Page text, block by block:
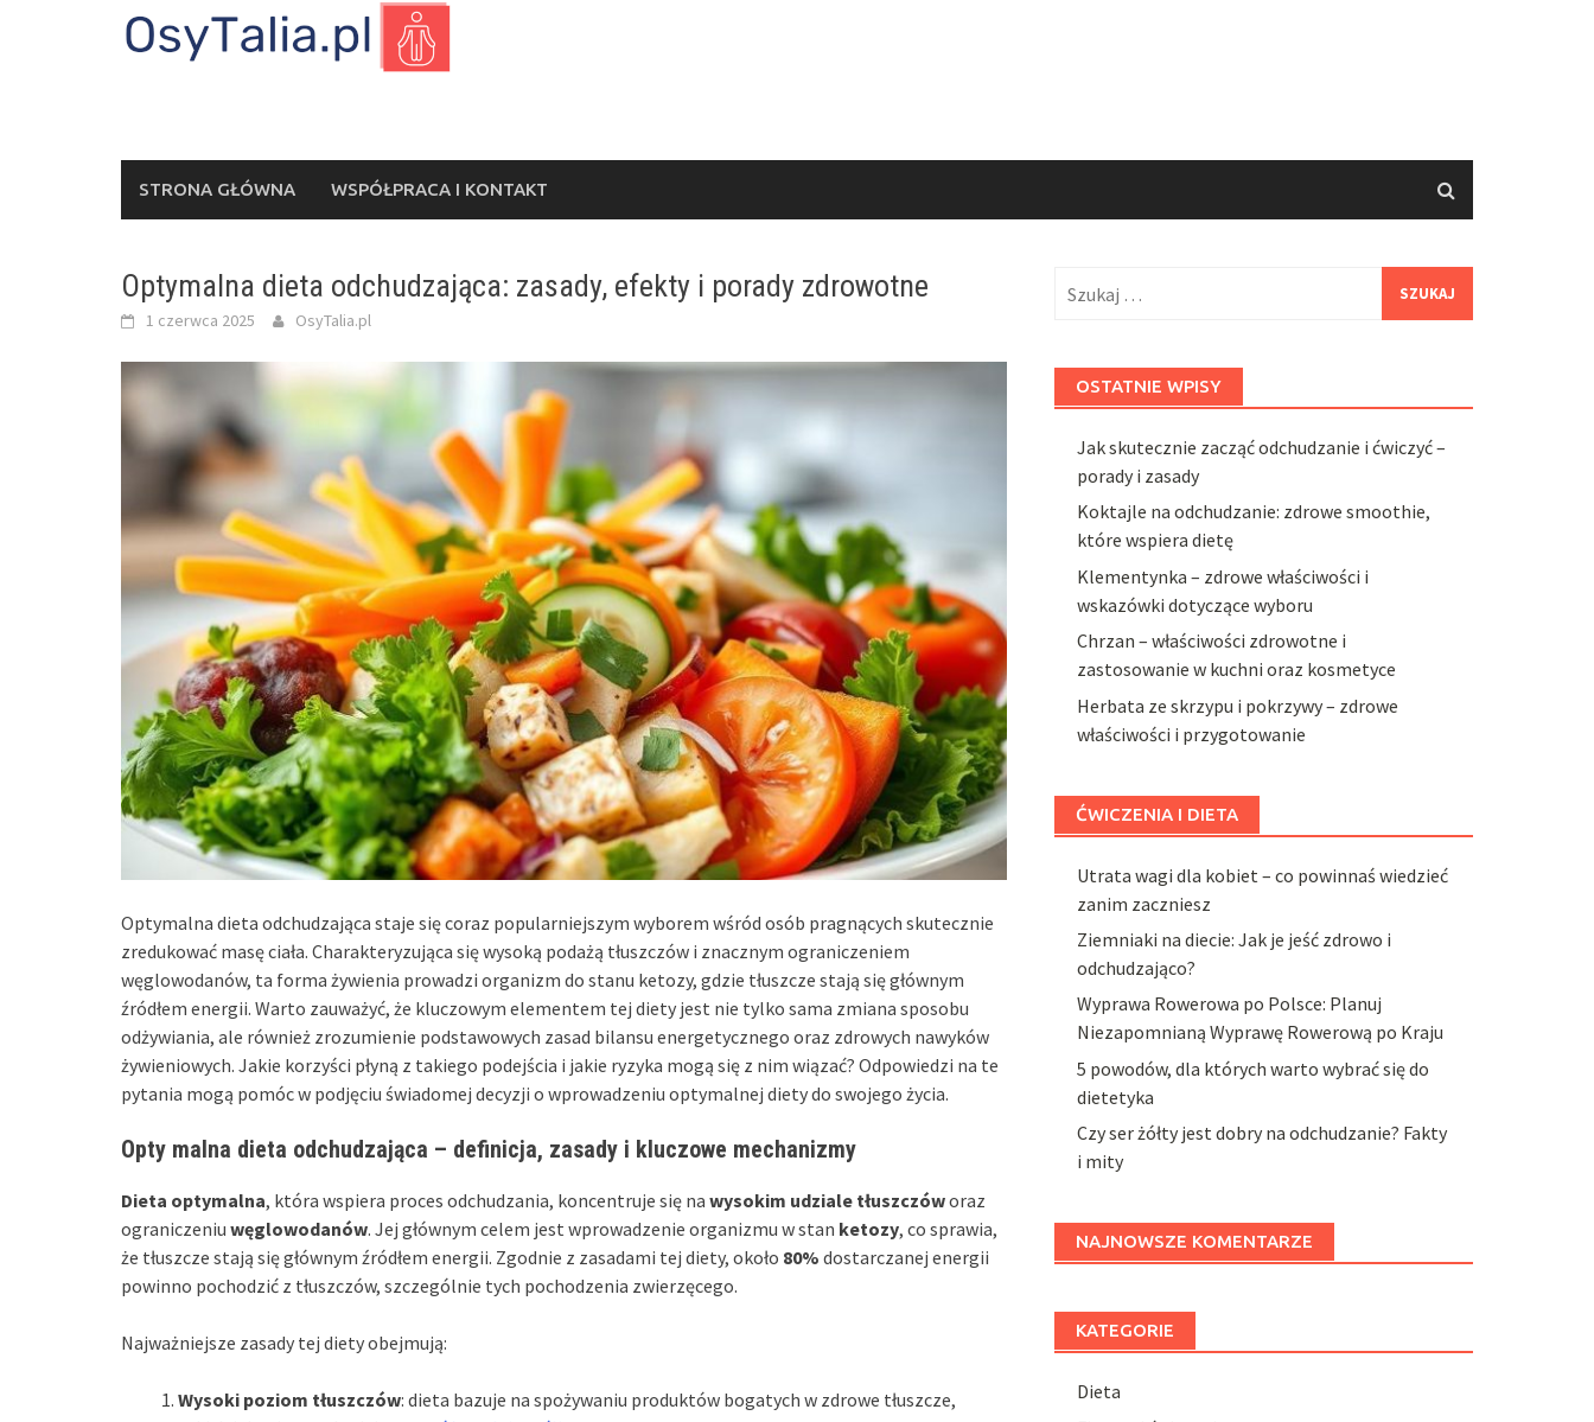
STRONA GŁÓWNA WSPÓŁPRACA I KONTAKT
Optymalna dieta odchudzająca: zasady, efekty i porady zdrowotne
1 czerwca 2025 OsyTalia.pl
Optymalna dieta odchudzająca staje się coraz popularniejszym wyborem wśród osób pragnących skutecznie
zredukować masę ciała. Charakteryzująca się wysoką podażą tłuszczów i znacznym ograniczeniem
węglowodanów, ta forma żywienia prowadzi organizm do stanu ketozy, gdzie tłuszcze stają się głównym
źródłem energii. Warto zauważyć, że kluczowym elementem tej diety jest nie tylko sama zmiana sposobu
odżywiania, ale również zrozumienie podstawowych zasad bilansu energetycznego oraz zdrowych nawyków
żywieniowych. Jakie korzyści płyną z takiego podejścia i jakie ryzyka mogą się z nim wiązać? Odpowiedzi na te
pytania mogą pomóc w podjęciu świadomej decyzji o wprowadzeniu optymalnej diety do swojego życia.
Opty malna dieta odchudzająca – definicja, zasady i kluczowe mechanizmy
Dieta optymalna, która wspiera proces odchudzania, koncentruje się na wysokim udziale tłuszczóworaz
ograniczeniu węglowodanów. Jej głównym celem jest wprowadzenie organizmu w stan ketozy, co sprawia,
że tłuszcze stają się głównym źródłem energii. Zgodnie z zasadami tej diety, około 80% dostarczanej energii
powinno pochodzić z tłuszczów, szczególnie tych pochodzenia zwierzęcego.
Najważniejsze zasady tej diety obejmują:
Wysoki poziom tłuszczów: dieta bazuje na spożywaniu produktów bogatych w zdrowe tłuszcze,
OSTATNIE WPISY
Jak skutecznie zacząć odchudzanie i ćwiczyć –
porady i zasady
Koktajle na odchudzanie: zdrowe smoothie,
które wspiera dietę
Klementynka – zdrowe właściwości i
wskazówki dotyczące wyboru
Chrzan – właściwości zdrowotne i
zastosowanie w kuchni oraz kosmetyce
Herbata ze skrzypu i pokrzywy – zdrowe
właściwości i przygotowanie
ĆWICZENIA I DIETA
Utrata wagi dla kobiet – co powinnaś wiedzieć
zanim zaczniesz
Ziemniaki na diecie: Jak je jeść zdrowo i
odchudzająco?
Wyprawa Rowerowa po Polsce: Planuj
Niezapomnianą Wyprawę Rowerową po Kraju
5 powodów, dla których warto wybrać się do
dietetyka
Czy ser żółty jest dobry na odchudzanie? Fakty
i mity
NAJNOWSZE KOMENTARZE
KATEGORIE
Dieta